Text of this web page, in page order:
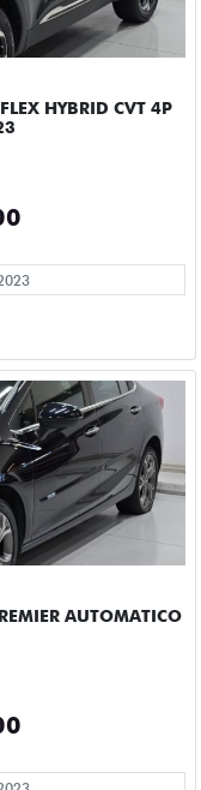
AUTOMATICO
FLEX PREMIER